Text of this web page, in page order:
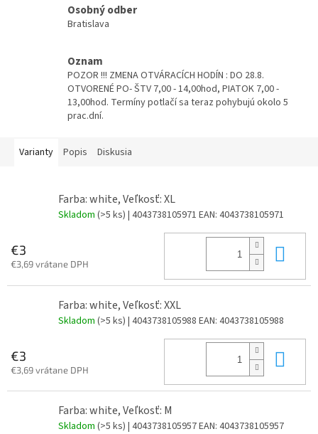
Osobný odber
Bratislava
Oznam
POZOR !!! ZMENA OTVÁRACÍCH HODÍN : DO 28.8.
OTVORENÉ PO- ŠTV 7,00 - 14,00hod, PIATOK 7,00 -
13,00hod. Termíny potlačí sa teraz pohybujú okolo 5
prac.dní.
Varianty Popis Diskusia
Farba: white, Veľkosť: XL
Skladom (>5 ks) | 4043738105971 EAN: 4043738105971
€3
€3,69 vrátane DPH
Farba: white, Veľkosť: XXL
Skladom (>5 ks) | 4043738105988 EAN: 4043738105988
€3
€3,69 vrátane DPH
Farba: white, Veľkosť: M
Skladom (>5 ks) | 4043738105957EAN: 4043738105957